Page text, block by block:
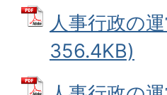
人事行政の
356.4KB)